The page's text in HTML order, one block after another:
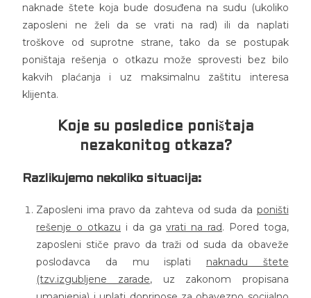
naknade štete koja bude dosuđena na sudu (ukoliko
zaposleni ne želi da se vrati na rad) ili da naplati
troškove od suprotne strane, tako da se postupak
poništaja rešenja o otkazu može sprovesti bez bilo
kakvih plaćanja i uz maksimalnu zaštitu interesa
klijenta.
Koje su posledice poništaja
nezakonitog otkaza?
Razlikujemo nekoliko situacija:
Zaposleni ima pravo da zahteva od suda da poništi
rešenje o otkazu i da gavrati na rad. Pored toga,
zaposleni stiče pravo da traži od suda da obaveže
poslodavca da mu isplati naknadu štete
(tzv.izgubljene zarade, uz zakonom propisana